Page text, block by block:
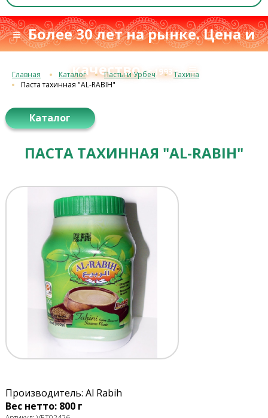
≡ Более 30 лет на рынке. Цена и
качествос 1993 г.≡
Главная Каталог Пасты и Урбеч
Тахина
Паста тахинная "AL-RABIH"
Каталог
ПАСТА ТАХИННАЯ "AL-RABIH"
Производитель: Al Rabih
Вес нетто: 800 г